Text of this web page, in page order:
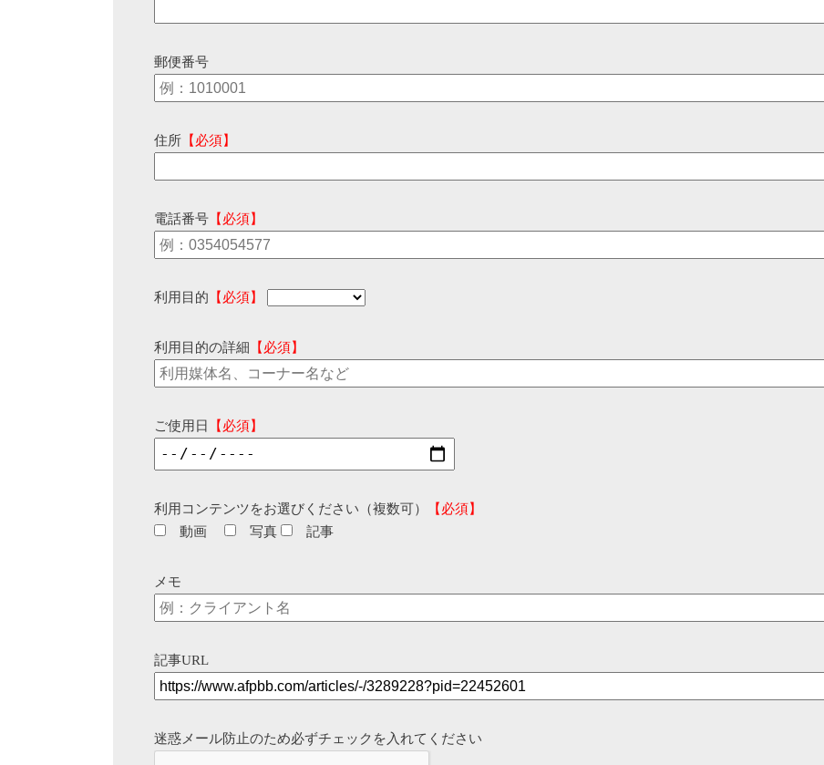
郵便番号
住所 【必須】
電話番号 【必須】
利用目的 【必須】
利用目的の詳細 【必須】
ご使用日 【必須】
利用コンテンツをお選びください（複数可）
【必須】
動画
写真 記事
メモ
記事URL
迷惑メール防止のため必ずチェックを入れてください